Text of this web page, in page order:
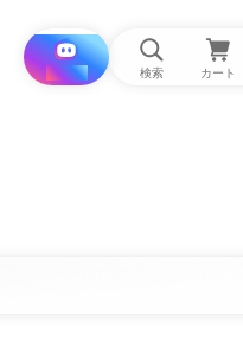
i と探す 検索 カート